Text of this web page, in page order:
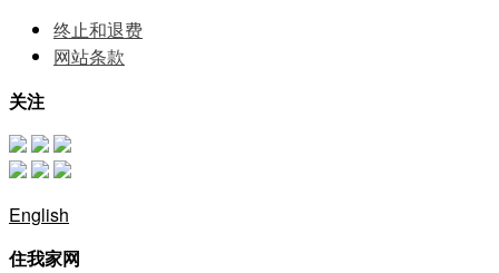
终止和退费
网站条款
关注
English
住我家网